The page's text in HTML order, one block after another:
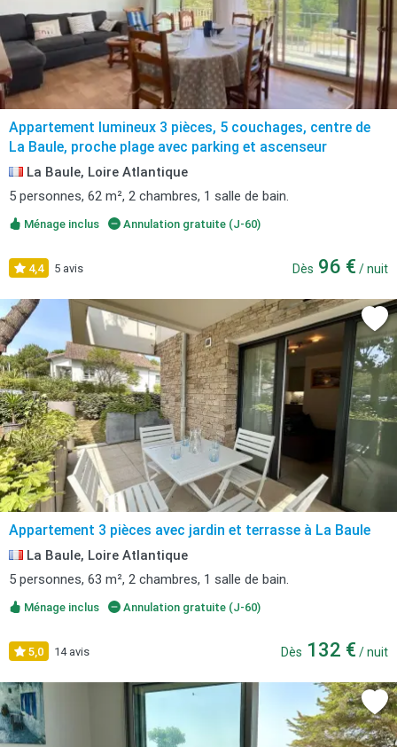
Appartement lumineux 3 pièces, 5 couchages, centre de
La Baule, proche plage avec parking et ascenseur
La Baule, Loire Atlantique
5 personnes, 62 m², 2 chambres, 1 salle de bain.
Ménage inclus Annulation gratuite (J-60)
4,4 5 avis Dès 96 € / nuit
Appartement 3 pièces avec jardin et terrasse à La Baule
La Baule, Loire Atlantique
5 personnes, 63 m², 2 chambres, 1 salle de bain.
Ménage inclus Annulation gratuite (J-60)
5,0 14 avis Dès 132 € / nuit